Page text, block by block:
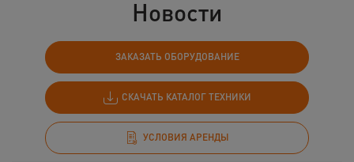
Новости
ЗАКАЗАТЬ ОБОРУДОВАНИЕ
СКАЧАТЬ КАТАЛОГ ТЕХНИКИ
УСЛОВИЯ АРЕНДЫ